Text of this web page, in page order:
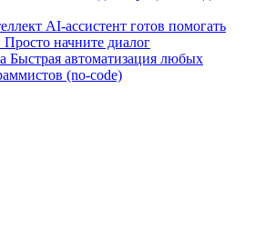
AI-ассистент готов помогать
начните диалог
Быстрая автоматизация любых
(no-code)